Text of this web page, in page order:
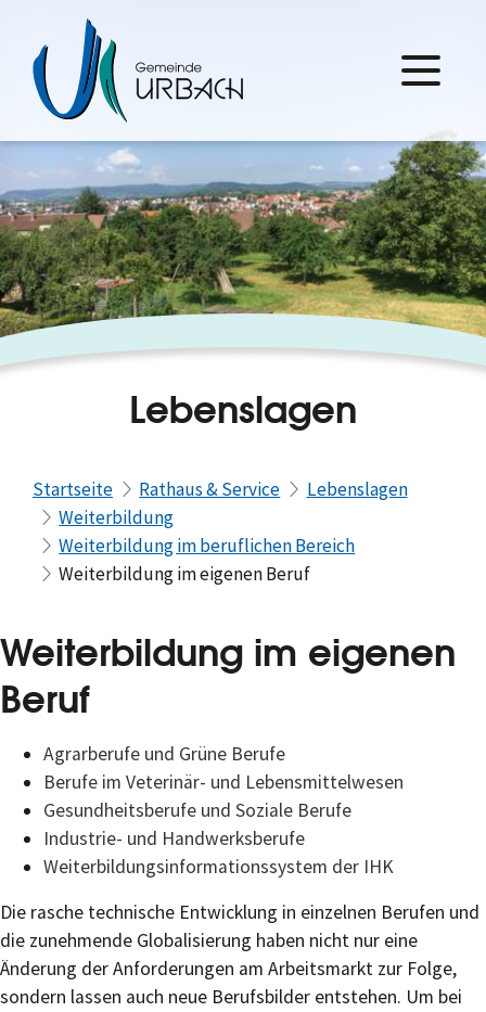
Lebenslagen
Startseite Rathaus & Service
Lebenslagen
Weiterbildung
Weiterbildung im beruflichen Bereich
Weiterbildung im eigenen Beruf
Weiterbildung im eigenen
Beruf
Agrarberufe und Grüne Berufe
Berufe im Veterinär- und Lebensmittelwesen
Gesundheitsberufe und Soziale Berufe
Industrie- und Handwerksberufe
Weiterbildungsinformationssystem der IHK
Die rasche technische Entwicklung in einzelnen Berufen und
die zunehmende Globalisierung haben nicht nur eine
Änderung der Anforderungen am Arbeitsmarkt zur Folge,
sondern lassen auch neue Berufsbilder entstehen. Um bei